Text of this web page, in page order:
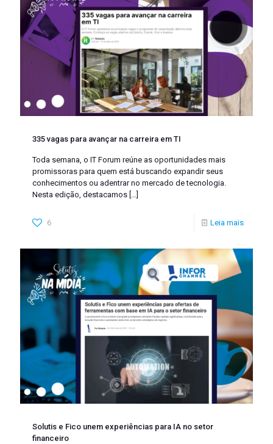
335 vagas para avançar na carreira em TI
Toda semana, o IT Forum reúne as oportunidades mais
promissoras para quem está buscando expandir seus
conhecimentos ou adentrar no mercado de tecnologia.
Nesta edição, destacamos […]
6 Leia mais
Solutis e Fico unem experiências para IA no setor
financeiro